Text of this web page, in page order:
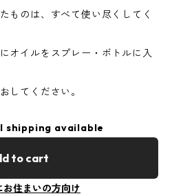
ものは、すべて使い尽くしてく
オイルをスプレー・ボトルに入
してください。
shipping available
to cart
お住まいの方向け